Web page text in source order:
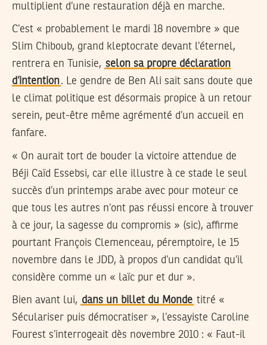
multiplient d’une restauration déjà en marche.
C’est « probablement le mardi 18 novembre » que
Slim Chiboub, grand kleptocrate devant l’éternel,
rentrera en Tunisie, selon sa propre déclaration
d’intention. Le gendre de Ben Ali sait sans doute que
le climat politique est désormais propice à un retour
serein, peut-être même agrémenté d’un accueil en
fanfare.
« On aurait tort de bouder la victoire attendue de
Béji Caïd Essebsi, car elle illustre à ce stade le seul
succès d’un printemps arabe avec pour moteur ce
que tous les autres n’ont pas réussi encore à trouver
à ce jour, la sagesse du compromis » (sic), affirme
pourtant François Clemenceau, péremptoire, le 15
novembre dans le JDD, à propos d’un candidat qu’il
considère comme un « laïc pur et dur ».
Bien avant lui, dans un billet du Monde titré «
Séculariser puis démocratiser », l’essayiste Caroline
Fourest s’interrogeait dès novembre 2010 : « Faut-il